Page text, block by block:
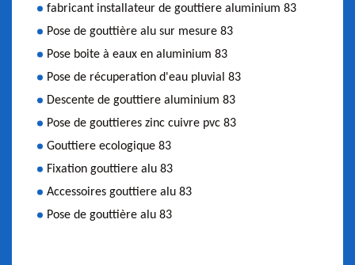
fabricant installateur de gouttiere aluminium 83
Pose de gouttière alu sur mesure 83
Pose boite à eaux en aluminium 83
Pose de récuperation d'eau pluvial 83
Descente de gouttiere aluminium 83
Pose de gouttieres zinc cuivre pvc 83
Gouttiere ecologique 83
Fixation gouttiere alu 83
Accessoires gouttiere alu 83
Pose de gouttière alu 83